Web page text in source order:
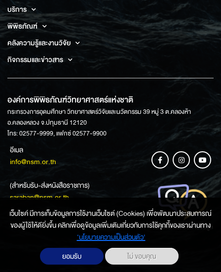
บริการ
พิพิธภัณฑ์
คลังความรู้และงานวิจัย
กิจกรรมและข่าวสาร
องค์การพิพิธภัณฑ์วิทยาศาสตร์แห่งชาติ
กระทรวงการอุดมศึกษา วิทยาศาสตร์วิจัยและนวัตกรรม 39 หมู่ 3 ต.คลองห้า
อ.คลองหลวง จ.ปทุมธานี 12120
โทร: 02577-9999, แฟกซ์ 02577-9900
อีเมล
info@nsm.or.th
(สำหรับรับ-ส่งหนังสือราชการ)
saraban@nsm.or.th
ช่องทางการสอบถามข้อมูล
เว็บไซค์ มีการเก็บข้อมูลการใช้งานเว็บไซต์ (Cookies) เพื่อพัฒนาประสบการณ์
ของผู้ใช้ให้ดียิ่งขึ้น คลิกเพื่อดูข้อมูลเพิ่มเติมเกี่ยวกับการใช้คุกกี้ของเราผ่านทาง
‘นโยบายความเป็นส่วนตัว'
ยอมรับ
ไม่ ขอบคุณ